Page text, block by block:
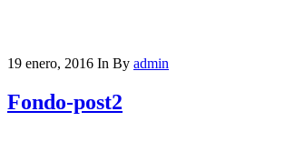
19 enero, 2016 In By admin
Fondo-post2